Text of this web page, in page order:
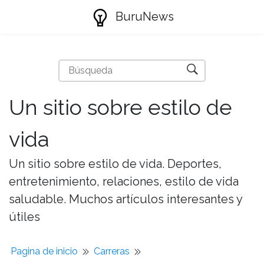
BuruNews
Un sitio sobre estilo de
vida
Un sitio sobre estilo de vida. Deportes,
entretenimiento, relaciones, estilo de vida
saludable. Muchos artículos interesantes y
útiles
Pagina de inicio
Carreras